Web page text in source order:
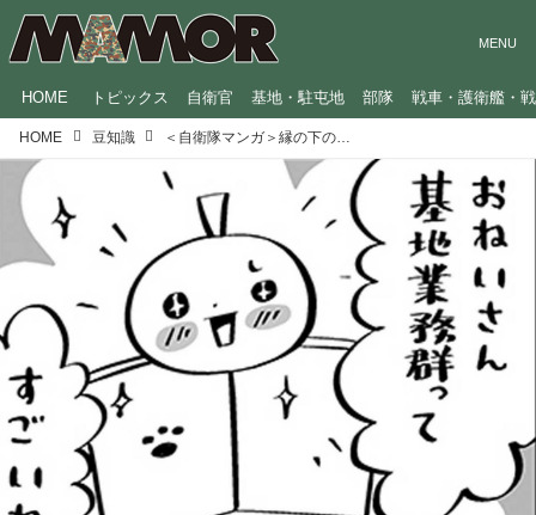
HOME トピックス 自衛官 基地・駐屯地 部隊 戦車・護衛艦・
HOME 豆知識